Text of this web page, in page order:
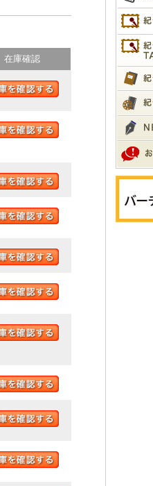
在庫確認